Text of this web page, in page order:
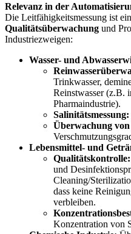
Relevanz in der
Die Leitfähigkeitsmessung ist
Qualitätsüberwachung und
Industriezweigen:
Wasser- und
Trinkwasser,
Reinstwasser (z.B.
Pharmaindustrie).
Salinitätsmessung:
Überwachung
Lebensmittel- und
Qualitätskontrolle:
und
Cleaning/
dass keine
verbleiben.
Konzentration von